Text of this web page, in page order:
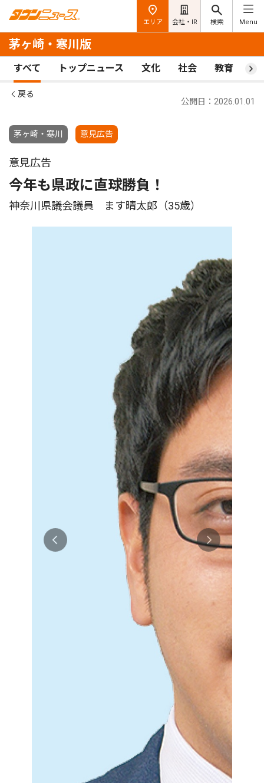
エリア 会社・IR 検索 Menu
茅ヶ崎・寒川版
すべて トップニュース 文化 社会 教育 ス
戻る
茅ヶ崎・寒川 意見広告
公開日：2026.01.01
意見広告
今年も県政に直球勝負！
神奈川県議会議員 ます晴太郎（35歳）